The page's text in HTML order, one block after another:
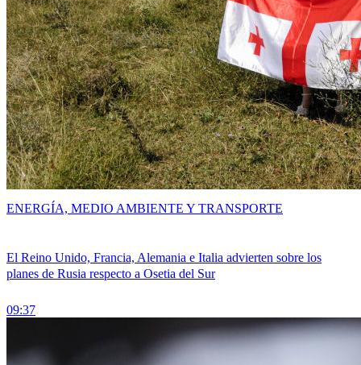
El Reino Unido, Francia, Alemania e Italia advierten sobre los
planes de Rusia respecto a Osetia del Sur
09:37
ENERGÍA, MEDIO AMBIENTE Y TRANSPORTE